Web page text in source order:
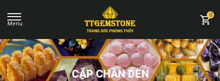
0
CẶP CHÂN ĐÈN